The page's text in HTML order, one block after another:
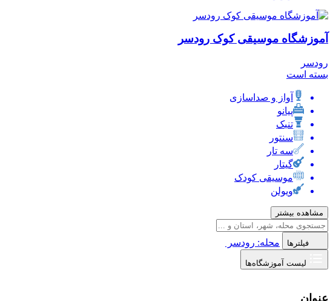
آموزشگاه موسیقی کوک رودسر
رودسر
بسته است
آواز و صداسازی
پیانو
تنبک
سنتور
سه تار
گیتار
موسیقی کودک
ویولن
مشاهده بیشتر
محله: رودسر
عنوان